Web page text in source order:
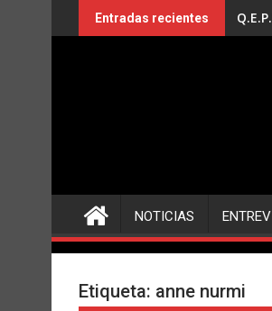
al
Entradas recientes
NOTICIAS
Etiqueta: anne nurmi